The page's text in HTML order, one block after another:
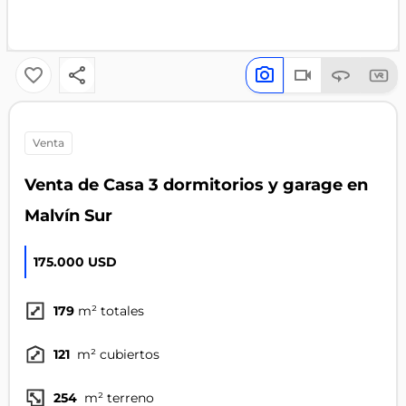
venta
Venta de Casa 3 dormitorios y garage en
Malvín Sur
175.000 USD
179 m² totales
121 m² cubiertos
254 m² terreno